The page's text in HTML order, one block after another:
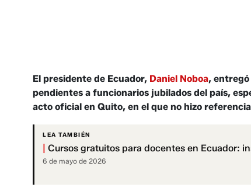
El presidente de Ecuador, Daniel Noboa, entregó
pendientes a funcionarios jubilados del país,
acto oficial en Quito, en el que no hizo
LEA TAMBIÉN
Cursos gratuitos para docentes en Ecuador:
6 de mayo de 2026